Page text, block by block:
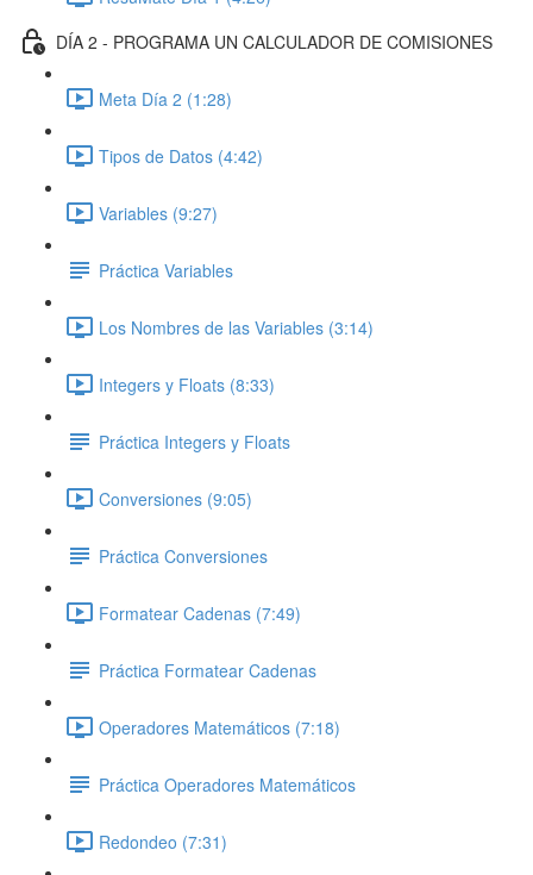
DÍA 2 - PROGRAMA UN CALCULADOR DE COMISIONES
Meta Día 2 (1:28)
Tipos de Datos (4:42)
Variables (9:27)
Práctica Variables
Los Nombres de las Variables (3:14)
Integers y Floats (8:33)
Práctica Integers y Floats
Conversiones (9:05)
Práctica Conversiones
Formatear Cadenas (7:49)
Práctica Formatear Cadenas
Operadores Matemáticos (7:18)
Práctica Operadores Matemáticos
Redondeo (7:31)